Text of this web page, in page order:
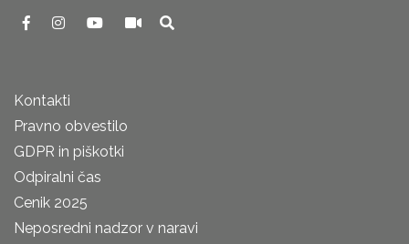
Kontakti
Pravno obvestilo
GDPR in piškotki
Odpiralni čas
Cenik 2025
Neposredni nadzor v naravi